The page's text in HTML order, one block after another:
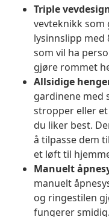
Triple
vevteknikk
lysinnslipp med
som vil ha
gjøre rommet
Allsidige
gardinene med
stropper eller
du liker best.
å tilpasse dem
et løft til
Manuelt
manuelt
og ringestilen
fungerer smidig.